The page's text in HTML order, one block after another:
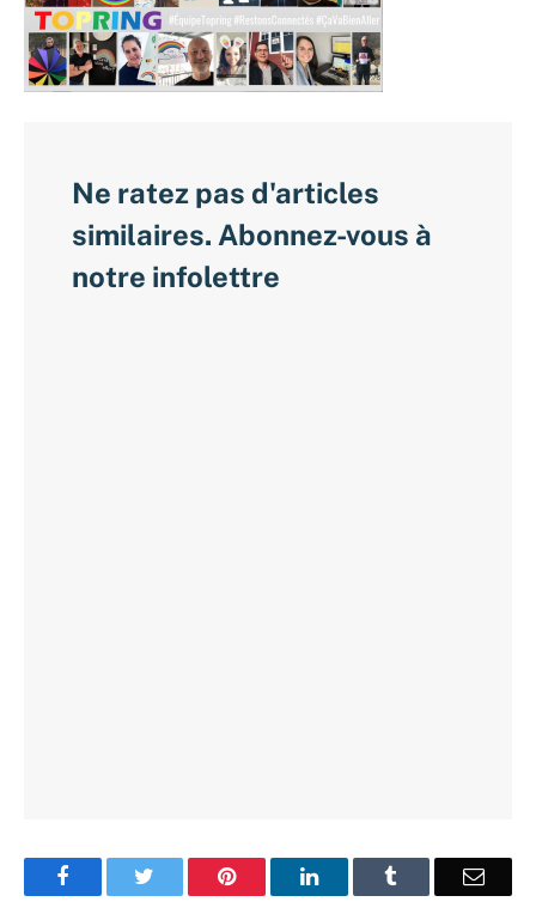
Ne ratez pas d'articles
similaires. Abonnez-vous à
notre infolettre
Facebook Pinterest LinkedIn Email